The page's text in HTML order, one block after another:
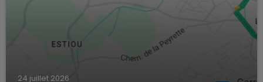
24 juillet 2026